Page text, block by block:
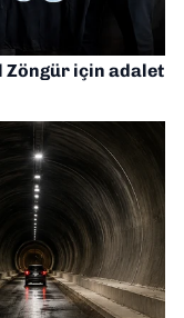
Zöngür için adalet